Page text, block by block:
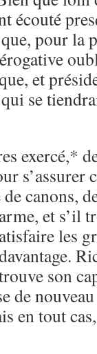
écouté
pour la
et
se
exercé,*
s’assurer
canons,
et s’il
les
son
de
en tout